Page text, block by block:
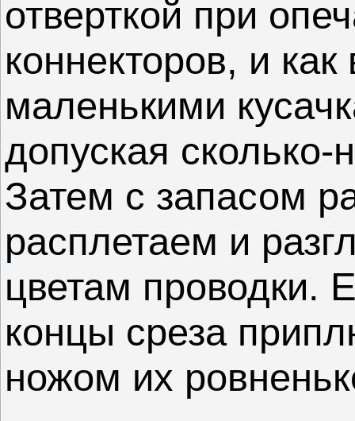
отверткой при
коннекторов, и
маленькими
допуская
Затем с запасом
расплетаем и
цветам проводки.
концы среза
ножом их